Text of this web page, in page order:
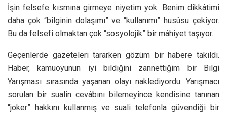
İşin felsefe kısmına girmeye niyetim yok. Benim dikkâtimi
daha çok “bilginin dolaşımı” ve “kullanımı” husûsu çekiyor.
Bu da felsefî olmaktan çok “sosyolojik” bir mâhiyet taşıyor.
Geçenlerde gazeteleri tararken gözüm bir habere takıldı.
Haber, kamuoyunun iyi bildiğini zannettiğim bir Bilgi
Yarışması sırasında yaşanan olayı naklediyordu. Yarışmacı
sorulan bir sualin cevâbını bilemeyince kendisine tanınan
“joker” hakkını kullanmış ve suali telefonla güvendiği bir